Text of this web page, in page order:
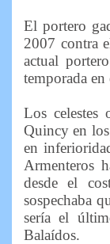
El portero
2007 contra
actual
temporada
Los
Quincy en
en
Armenteros
desde el
sospechaba
sería el
Balaídos.